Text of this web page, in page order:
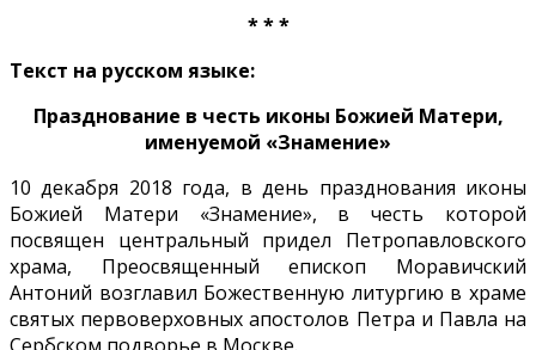
* * *
Текст на русском языке:
Празднование в честь иконы Божией Матери,
именуемой «Знамение»
10 декабря 2018 года, в день празднования иконы
Божией Матери «Знамение», в честь которой
посвящен центральный придел Петропавловского
храма, Преосвященный епископ Моравичский
Антоний возглавил Божественную литургию в храме
святых первоверховных апостолов Петра и Павла на